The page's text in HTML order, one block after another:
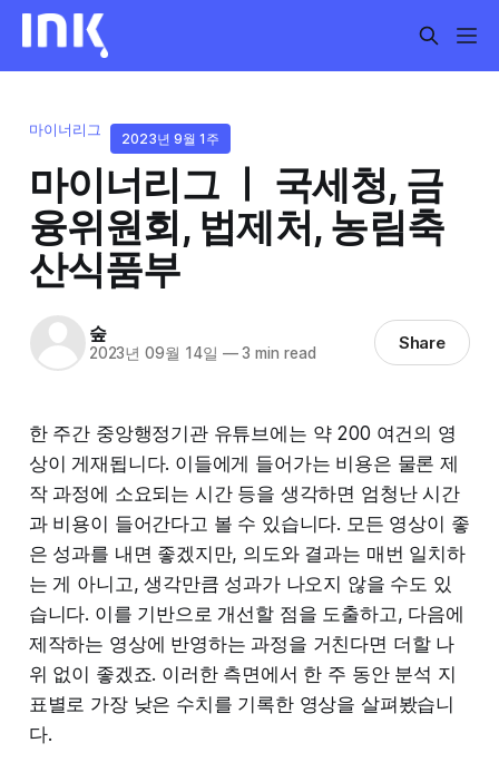
마이너리그
2023년 9월 1주
마이너리그 ㅣ 국세청, 금
융위원회, 법제처, 농림축
산식품부
숲
2023년 09월 14일 —3 min read Share
한 주간 중앙행정기관 유튜브에는 약 200 여건의 영
상이 게재됩니다. 이들에게 들어가는 비용은 물론 제
작 과정에 소요되는 시간 등을 생각하면 엄청난 시간
과 비용이 들어간다고 볼 수 있습니다. 모든 영상이 좋
은 성과를 내면 좋겠지만, 의도와 결과는 매번 일치하
는 게 아니고, 생각만큼 성과가 나오지 않을 수도 있
습니다. 이를 기반으로 개선할 점을 도출하고, 다음에
제작하는 영상에 반영하는 과정을 거친다면 더할 나
위 없이 좋겠죠. 이러한 측면에서 한 주 동안 분석 지
표별로 가장 낮은 수치를 기록한 영상을 살펴봤습니
다.